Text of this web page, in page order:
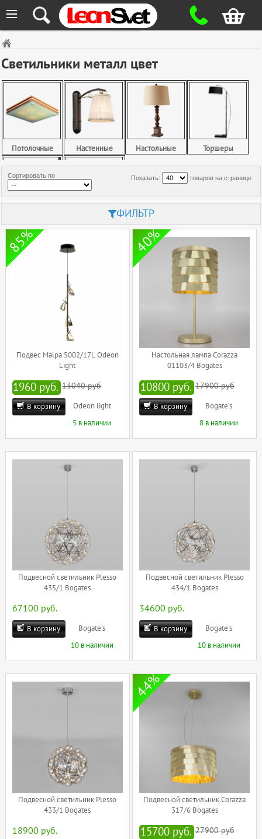
≡
Светильники металл цвет
Потолочные Настенные Настольные Торшеры
Споты Точечные
Сортировать по Показать: товаров на странице
ФИЛЬТР
Подвес Malpa 5002/17L Odeon
Light
85%
1960 руб. 13040 руб
В корзину
Odeon light
5 в наличии
Настольная лампа Corazza
01103/4 Bogates
40%
10800 руб. 17900 руб
В корзину
Bogate's
8 в наличии
Подвесной светильник Plesso
435/1 Bogates
67100 руб.
В корзину
Bogate's
10 в наличии
Подвесной светильник Plesso
434/1 Bogates
34600 руб.
В корзину
Bogate's
10 в наличии
Подвесной светильник Plesso
433/1 Bogates
18900 руб.
Подвесной светильник Corazza
317/6 Bogates
44%
15700 руб. 27900 руб